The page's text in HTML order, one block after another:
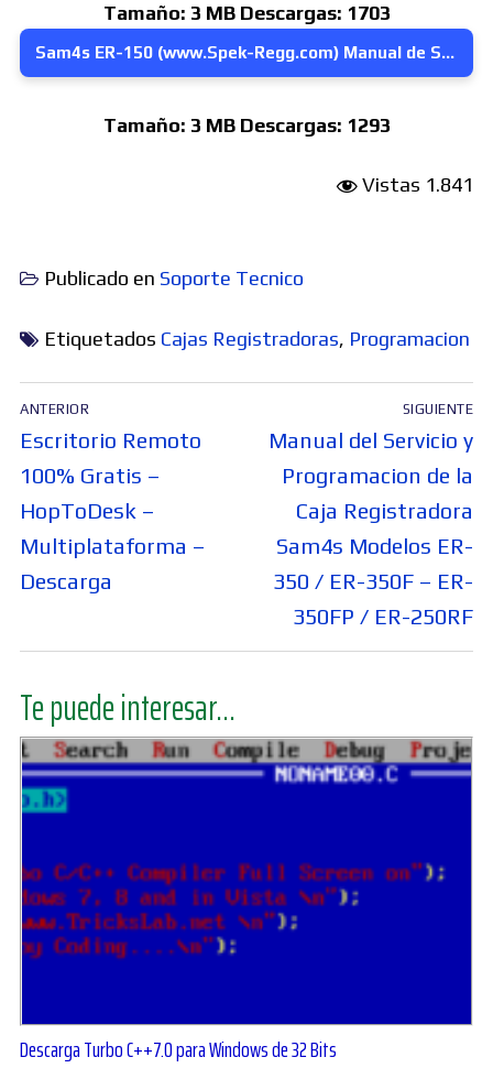
Tamaño: 3 MB Descargas: 1703
Sam4s ER-150 (www.Spek-Regg.com) Manual de Servicio en Ingles
Tamaño: 3 MB Descargas: 1293
Vistas 1.841
Publicado en Soporte Tecnico
Etiquetados Cajas Registradoras, Programacion
Navegación
de
entradas
ANTERIOR
Entrada
anterior:
Escritorio Remoto
100% Gratis –
HopToDesk –
Multiplataforma –
Descarga
SIGUIENTE
Entrada
siguiente:
Manual del Servicio y
Programacion de la
Caja Registradora
Sam4s Modelos ER-
350 / ER-350F – ER-
350FP / ER-250RF
Te puede interesar...
Descarga Turbo C++7.0 para Windows de 32 Bits